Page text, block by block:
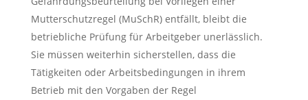
Mutterschutzregel (MuSchR) entfällt, bleibt die
betriebliche Prüfung für Arbeitgeber unerlässlich.
Sie müssen weiterhin sicherstellen, dass die
Tätigkeiten oder Arbeitsbedingungen in ihrem
Betrieb mit den Vorgaben der Regel